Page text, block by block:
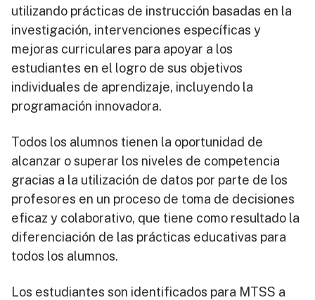
utilizando prácticas de instrucción basadas en la
investigación, intervenciones específicas y
mejoras curriculares para apoyar a los
estudiantes en el logro de sus objetivos
individuales de aprendizaje, incluyendo la
programación innovadora.
Todos los alumnos tienen la oportunidad de
alcanzar o superar los niveles de competencia
gracias a la utilización de datos por parte de los
profesores en un proceso de toma de decisiones
eficaz y colaborativo, que tiene como resultado la
diferenciación de las prácticas educativas para
todos los alumnos.
Los estudiantes son identificados para MTSS a